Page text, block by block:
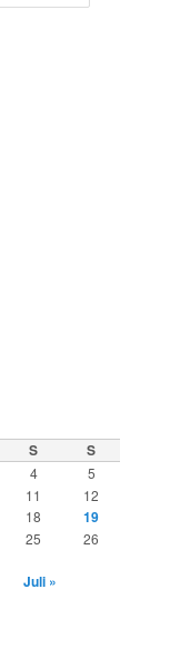
S S
4
5
11 12
18 19
25
26
Juli »